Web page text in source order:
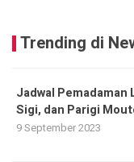
Trending di
Jadwal Pemadaman
Sigi, dan Parigi
9 September 2023